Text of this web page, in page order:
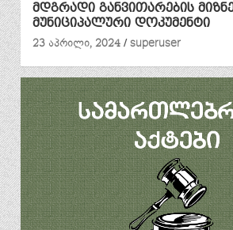
მდგრადი განვითარების
მუნიციპალური დოკუმენტი
23 აპრილი, 2024
superuser